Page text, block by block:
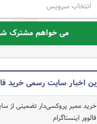
انتخاب سرویس
می خواهم مشترک
خرید ممبر پروکسی‌دار تضمینی از
فالوور اینستاگرام